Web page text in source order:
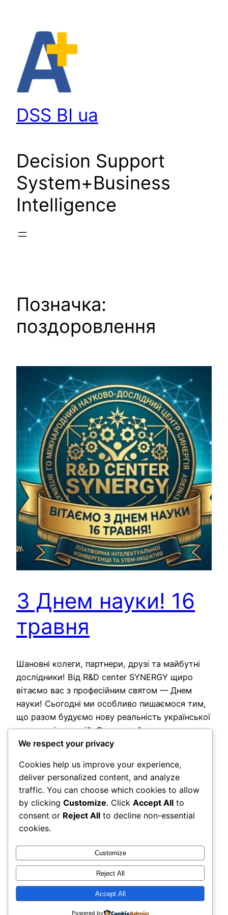
DSS BI ua
Decision Support
System+Business
Intelligence
Позначка:
поздоровлення
З Днем науки! 16
травня
Шановні колеги, партнери, друзі та майбутні
дослідники! Від R&D center SYNERGY щиро
вітаємо вас з професійним святом — Днем
науки! Сьогодні ми особливо пишаємося тим,
що разом будуємо нову реальність української
науки та інновацій: Саме в цей день ми ще раз
нагадуємо: наука — це не лише знання, а й
кожному…
2026-05-16
DSS BI ua
We respect your privacy
Cookies help us improve your experience,
deliver personalized content, and analyze
traffic. You can choose which cookies to allow
by clicking Customize. Click Accept All to
consent or Reject All to decline non-essential
cookies.
Customize
Reject All
Accept All
Powered by